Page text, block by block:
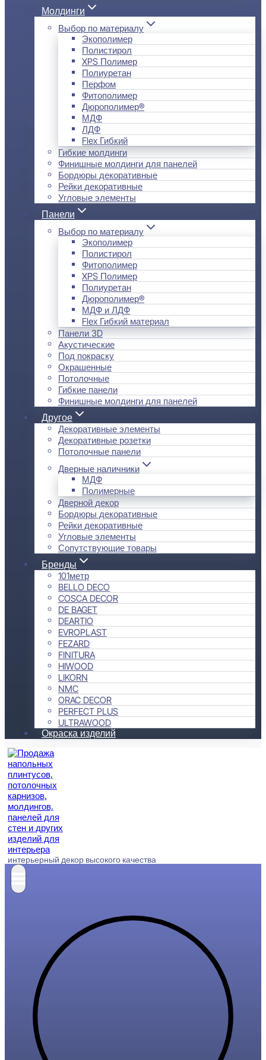
Молдинги
Выбор по материалу
Экополимер
Полистирол
XPS Полимер
Полиуретан
Перфом
Фитополимер
Дюрополимер®
МДФ
ЛДФ
Flex Гибкий
Гибкие молдинги
Финишные молдинги для панелей
Бордюры декоративные
Рейки декоративные
Угловые элементы
Панели
Выбор по материалу
Экополимер
Полистирол
Фитополимер
XPS Полимер
Полиуретан
Дюрополимер®
МДФ и ЛДФ
Flex Гибкий материал
Панели 3D
Акустические
Под покраску
Окрашенные
Потолочные
Гибкие панели
Финишные молдинги для панелей
Другое
Декоративные элементы
Декоративные розетки
Потолочные панели
Дверные наличники
МДФ
Полимерные
Дверной декор
Бордюры декоративные
Рейки декоративные
Угловые элементы
Сопутствующие товары
Бренды
101метр
BELLO DECO
COSCA DECOR
DE BAGET
DEARTIO
EVROPLAST
FEZARD
FINITURA
HIWOOD
LIKORN
NMC
ORAC DECOR
PERFECT PLUS
ULTRAWOOD
Окраска изделий
интерьерный декор высокого качества